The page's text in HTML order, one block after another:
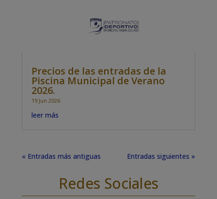
Precios de las entradas de la
Piscina Municipal de Verano
2026.
19 Jun 2026
leer más
« Entradas más antiguas Entradas siguientes »
Redes Sociales